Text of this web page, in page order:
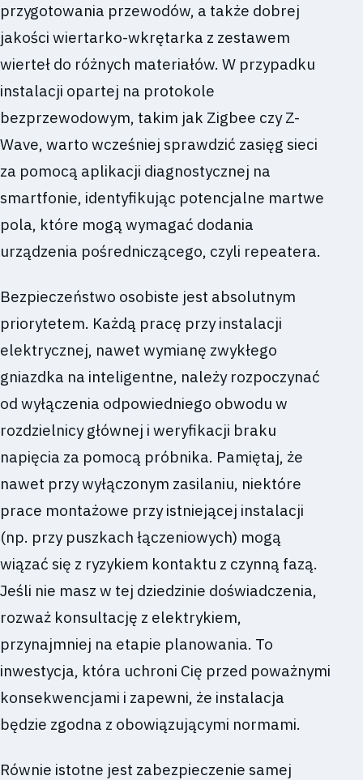
przygotowania przewodów, a także dobrej
jakości wiertarko-wkrętarka z zestawem
wierteł do różnych materiałów. W przypadku
instalacji opartej na protokole
bezprzewodowym, takim jak Zigbee czy Z-
Wave, warto wcześniej sprawdzić zasięg sieci
za pomocą aplikacji diagnostycznej na
smartfonie, identyfikując potencjalne martwe
pola, które mogą wymagać dodania
urządzenia pośredniczącego, czyli repeatera.
Bezpieczeństwo osobiste jest absolutnym
priorytetem. Każdą pracę przy instalacji
elektrycznej, nawet wymianę zwykłego
gniazdka na inteligentne, należy rozpoczynać
od wyłączenia odpowiedniego obwodu w
rozdzielnicy głównej i weryfikacji braku
napięcia za pomocą próbnika. Pamiętaj, że
nawet przy wyłączonym zasilaniu, niektóre
prace montażowe przy istniejącej instalacji
(np. przy puszkach łączeniowych) mogą
wiązać się z ryzykiem kontaktu z czynną fazą.
Jeśli nie masz w tej dziedzinie doświadczenia,
rozważ konsultację z elektrykiem,
przynajmniej na etapie planowania. To
inwestycja, która uchroni Cię przed poważnymi
konsekwencjami i zapewni, że instalacja
będzie zgodna z obowiązującymi normami.
Równie istotne jest zabezpieczenie samej